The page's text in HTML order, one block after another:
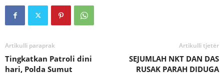
Artikulli paraprak
Tingkatkan Patroli dini
hari, Polda Sumut
Artikulli tjetër
SEJUMLAH NKT DAN DAS
RUSAK PARAH DIDUGA